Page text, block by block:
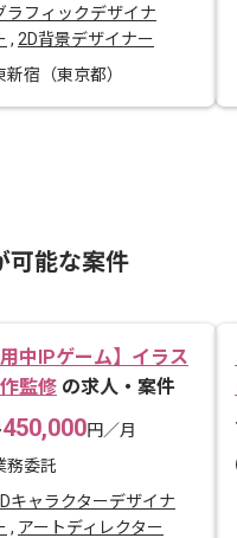
ラフィックデザイナ
, 2D背景デザイナー
新宿（東京都）
可能な案件
用中IPゲーム】イラス
監修 の求人・案件
450,000円／月
務委託
キャラクターデザイナ
, アートディレクター